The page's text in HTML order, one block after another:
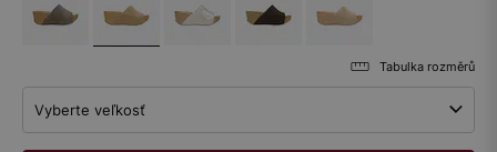
Tabulka rozměrů
Vyberte veľkosť